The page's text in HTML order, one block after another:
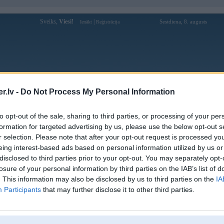
- Do Not Process My Personal Information
opt-out of the sale, sharing to third parties, or processing of your
for targeted advertising by us, please use the below opt-out
selection. Please note that after your opt-out request is processed
interest-based ads based on personal information utilized by us
to third parties prior to your opt-out. You may separately
of your personal information by third parties on the IAB’s list of
This information may also be disclosed by us to third parties on the
Participants that may further disclose it to other third parties.
Sveiks, Viesi! Ienākt Reģistrācija Sestdiena, 8. augusts
Forums Galerijas Reģistrācija Lietotāji
Lietotāja Resnais50 profils
Pēdējo reizi manīts: 03. Sep 2022, 16:01
Lietotājvārds:
Resnais50
Ziņojumi forumā:
3
[Pēdējie ziņojumi forumā]